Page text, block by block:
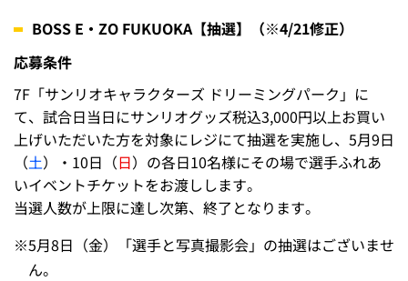
BOSS E・ZO FUKUOKA【抽選】（※4/21修正）
応募条件
7F「サンリオキャラクターズ ドリーミングパーク」に
て、試合日当日にサンリオグッズ税込3,000円以上お買い
上げいただいた方を対象にレジにて抽選を実施し、5月9日
（土）・10日（日）の各日10名様にその場で選手ふれあ
いイベントチケットをお渡しします。
当選人数が上限に達し次第、終了となります。
※5月8日（金）「選手と写真撮影会」の抽選はございませ
ん。